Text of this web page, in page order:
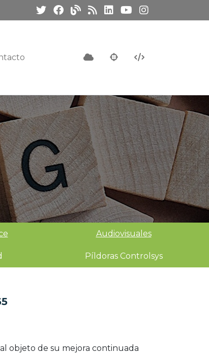
Audiovisuales
Píldoras Controlsys
objeto de su mejora continuada